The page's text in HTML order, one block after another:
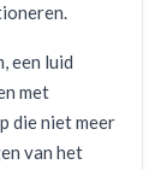
een luid
met
die niet meer
van het